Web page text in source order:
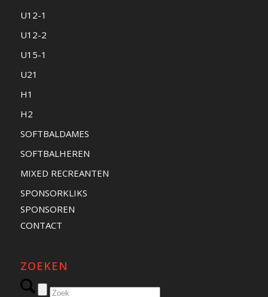
U12-1
U12-2
U15-1
U21
H1
H2
SOFTBALDAMES
SOFTBALHEREN
MIXED RECREANTEN
SPONSORKLIKS
SPONSOREN
CONTACT
ZOEKEN